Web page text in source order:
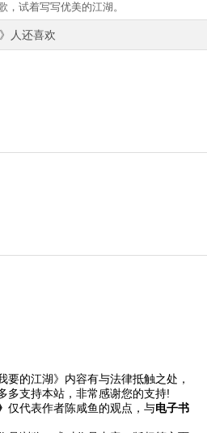
，试着写写优美的江湖。
人还喜欢
的江湖》内容有与法律抵触之处，
多支持本站，非常感谢您的支持!
仅代表作者陈咸鱼的观点，与电子书